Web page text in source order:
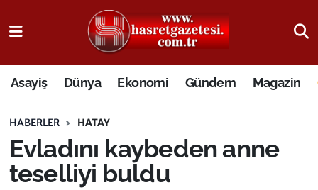
Asayiş Dünya Ekonomi Gündem Magazin
HABERLER HATAY
Evladını kaybeden anne
teselliyi buldu
Osmaniye Nöbetçi Eczaneler
Osmaniye Hava Durumu
Osmaniye Trafik Yoğunluk Haritası
Süper Lig Puan Durumu ve Fikstür